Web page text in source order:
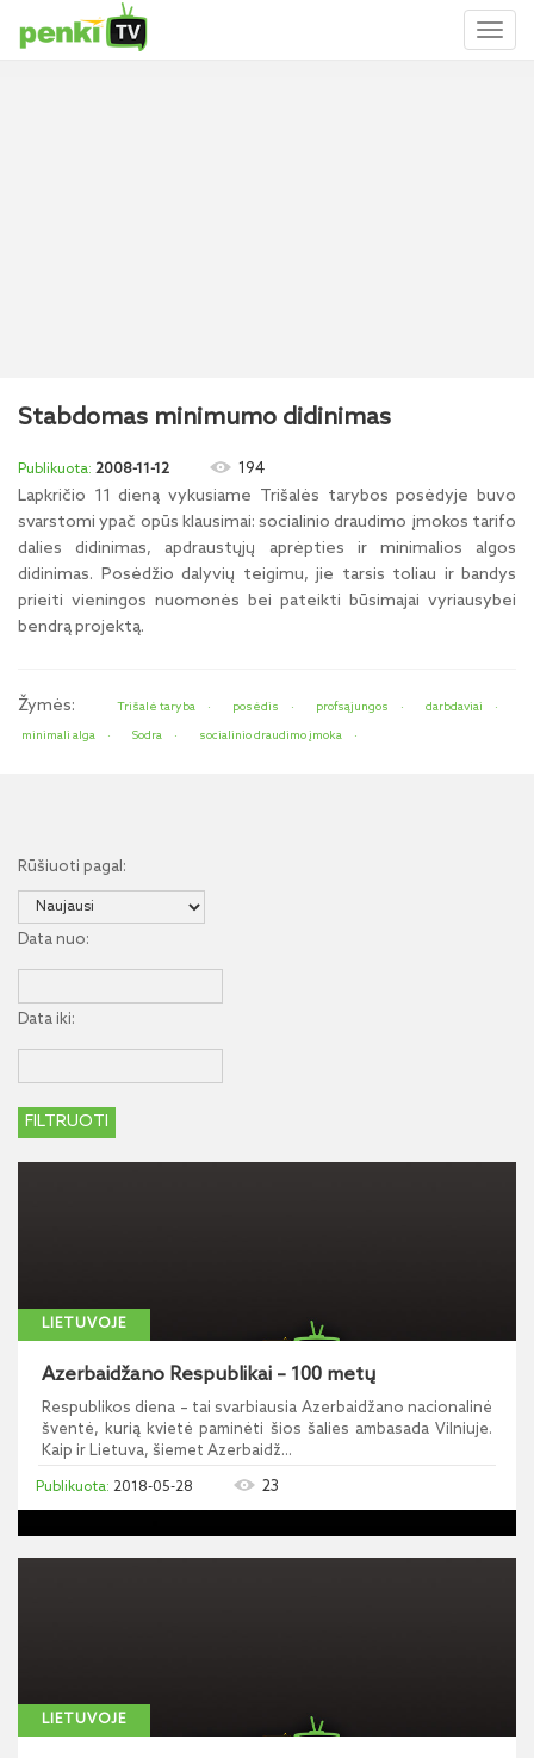
Stabdomas minimumo didinimas
2008-11-12 194
Lapkričio 11 dieną vykusiame Trišalės tarybos posėdyje buvo
svarstomi ypač opūs klausimai: socialinio draudimo įmokos tarifo
dalies didinimas, apdraustųjų aprėpties ir minimalios algos
didinimas. Posėdžio dalyvių teigimu, jie tarsis toliau ir bandys
prieiti vieningos nuomonės bei pateikti būsimajai vyriausybei
bendrą projektą.
Žymės: Trišalė taryba posėdis profsąjungos
darbdaviai
minimali alga
Sodra socialinio draudimo įmoka
Rūšiuoti pagal:
Data nuo:
Data iki:
LIETUVOJE
Azerbaidžano Respublikai – 100 metų
Respublikos diena – tai svarbiausia Azerbaidžano nacionalinė
šventė, kurią kvietė paminėti šios šalies ambasada Vilniuje.
Kaip ir Lietuva, šiemet Azerbaidž...
2018-05-28 23
LIETUVOJE